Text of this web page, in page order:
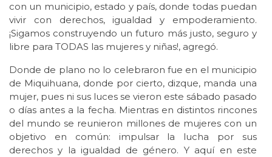
con un municipio, estado y país, donde todas puedan
vivir con derechos, igualdad y empoderamiento.
¡Sigamos construyendo un futuro más justo, seguro y
libre para TODAS las mujeres y niñas!, agregó.
Donde de plano no lo celebraron fue en el municipio
de Miquihuana, donde por cierto, dizque, manda una
mujer, pues ni sus luces se vieron este sábado pasado
o días antes a la fecha. Mientras en distintos rincones
del mundo se reunieron millones de mujeres con un
objetivo en común: impulsar la lucha por sus
derechos y la igualdad de género. Y aquí en este